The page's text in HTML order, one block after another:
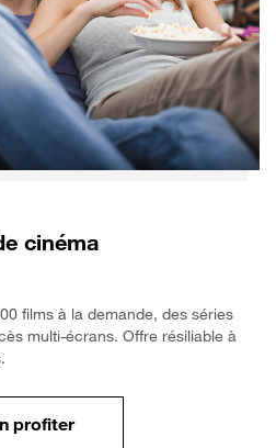
cinéma
films à la demande, des séries
multi-écrans. Offre résiliable à
profiter